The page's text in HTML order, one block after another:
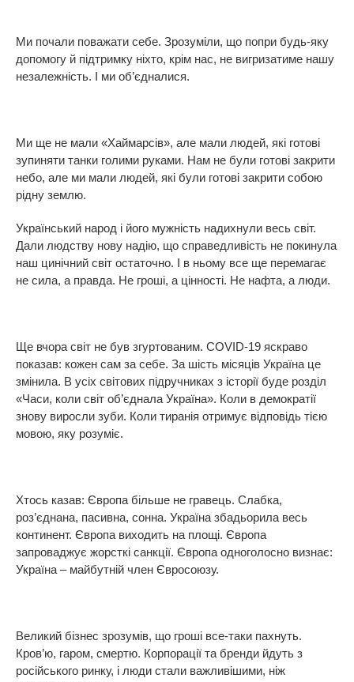
Ми почали поважати себе. Зрозуміли, що попри будь-яку
допомогу й підтримку ніхто, крім нас, не вигризатиме нашу
незалежність. І ми об’єдналися.
Ми ще не мали «Хаймарсів», але мали людей, які готові
зупиняти танки голими руками. Нам не були готові закрити
небо, але ми мали людей, які були готові закрити собою
рідну землю.
Український народ і його мужність надихнули весь світ.
Дали людству нову надію, що справедливість не покинула
наш цинічний світ остаточно. І в ньому все ще перемагає
не сила, а правда. Не гроші, а цінності. Не нафта, а люди.
Ще вчора світ не був згуртованим. COVID-19 яскраво
показав: кожен сам за себе. За шість місяців Україна це
змінила. В усіх світових підручниках з історії буде розділ
«Часи, коли світ об’єднала Україна». Коли в демократії
знову виросли зуби. Коли тиранія отримує відповідь тією
мовою, яку розуміє.
Хтось казав: Європа більше не гравець. Слабка,
роз’єднана, пасивна, сонна. Україна збадьорила весь
континент. Європа виходить на площі. Європа
запроваджує жорсткі санкції. Європа одноголосно визнає:
Україна – майбутній член Євросоюзу.
Великий бізнес зрозумів, що гроші все-таки пахнуть.
Кров’ю, гаром, смертю. Корпорації та бренди йдуть з
російського ринку, і люди стали важливішими, ніж